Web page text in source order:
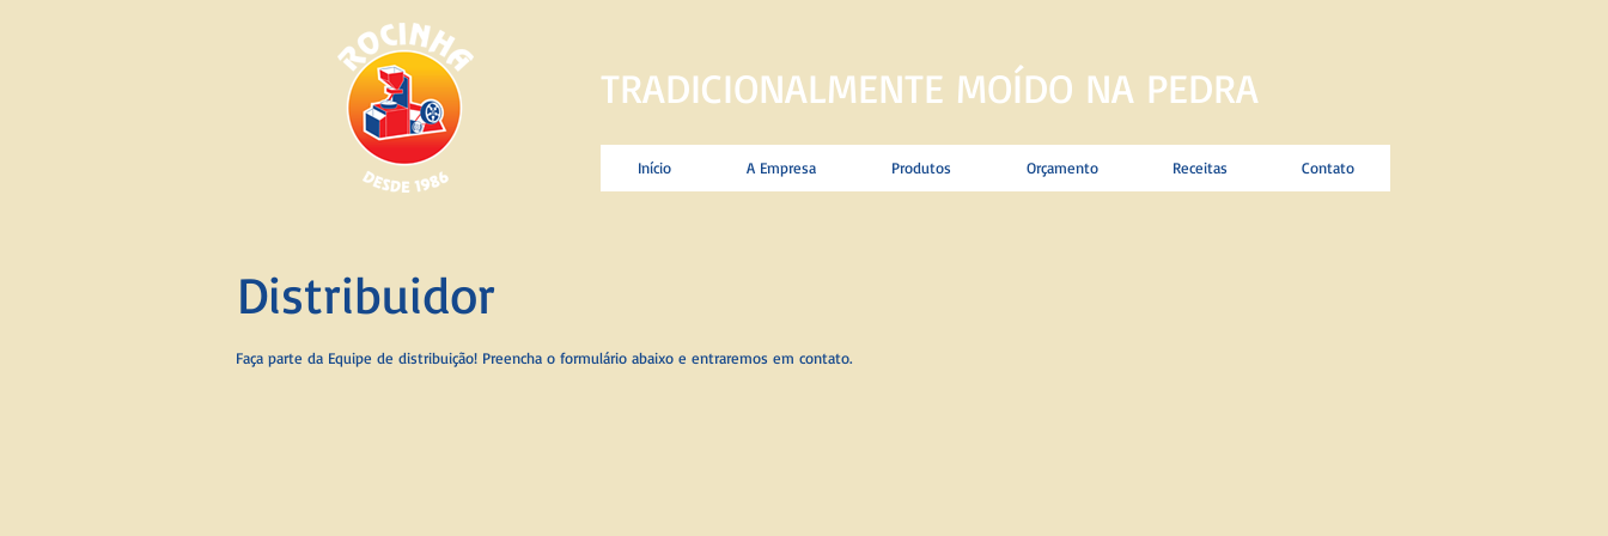
TRADICIONALMENTE MOÍDO NA PEDRA
Início A Empresa Produtos Orçamento Receitas Contato
Distribuidor
Faça parte da Equipe de distribuição! Preencha o formulário abaixo e entraremos em contato.